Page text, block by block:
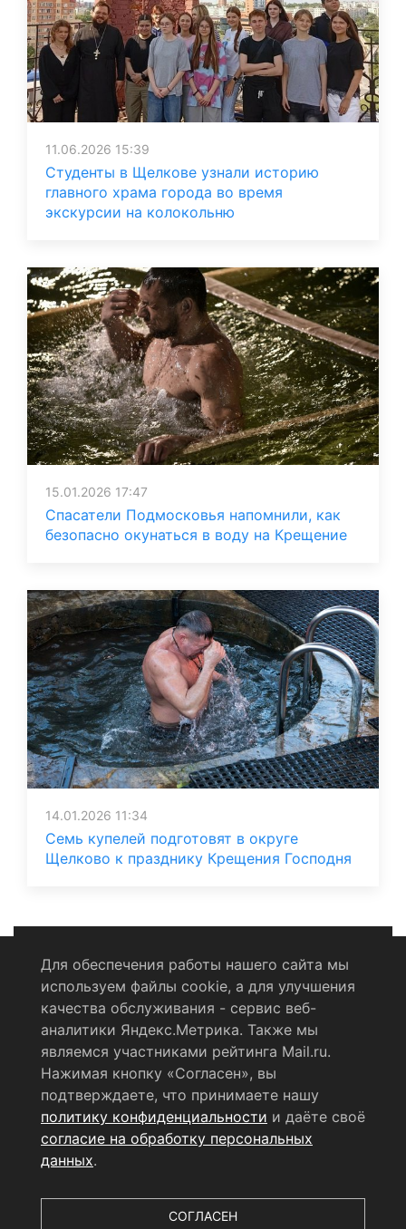
11.06.2026 15:39
Студенты в Щелкове узнали историю
главного храма города во время
экскурсии на колокольню
15.01.2026 17:47
Спасатели Подмосковья напомнили, как
безопасно окунаться в воду на Крещение
14.01.2026 11:34
Семь купелей подготовят в округе
Щелково к празднику Крещения Господня
Политика конфиденциальности
Согласие на обработку персональных данных
RSS-лента
© 2004 - 2026 Сетевое издание Щёлковское ТВ.
Свидетельство о регистрации СМИ
ЭЛ № ФС 77 - 79754 от 07.12.2020 г.
технологий и массовых коммуникаций (РОСКОМНАДЗОР).
Для обеспечения работы нашего сайта мы
используем файлы cookie, а для улучшения
качества обслуживания - сервис веб-
аналитики Яндекс.Метрика. Также мы
являемся участниками рейтинга Mail.ru.
Нажимая кнопку «Согласен», вы
подтверждаете, что принимаете нашу
политику конфиденциальности и даёте своё
согласие на обработку персональных
данных.
СОГЛАСЕН